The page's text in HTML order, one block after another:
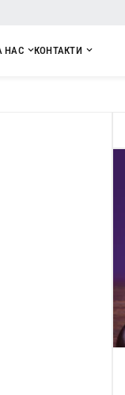
НАС КОНТАКТИ